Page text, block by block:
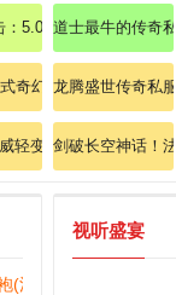
南！
精通道士施毒术？
：5.0版本青龙私服，全
道士最牛的传奇
飞火流星？
奇幻版：踏入中世纪
龙腾盛世传奇私
士火墙
轻变：主宰虎威，轻
剑破长空神话！
(法)？
视听盛宴